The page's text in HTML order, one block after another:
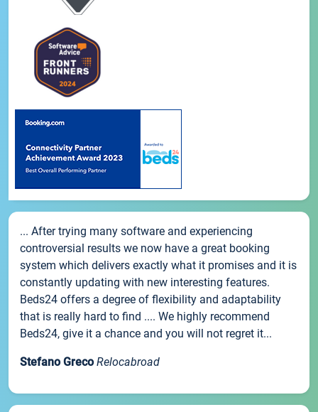
... After trying many software and experiencing
controversial results we now have a great booking
system which delivers exactly what it promises and it is
constantly updating with new interesting features.
Beds24 offers a degree of flexibility and adaptability
that is really hard to find .... We highly recommend
Beds24, give it a chance and you will not regret it...
Stefano Greco Relocabroad